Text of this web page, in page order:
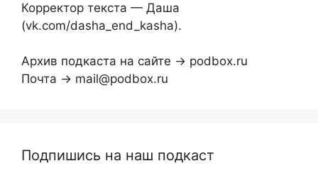
Корректор текста — Даша
(vk.com/dasha_end_kasha).
Архив подкаста на сайте → podbox.ru
Почта → mail@podbox.ru
Подпишись на наш подкаст